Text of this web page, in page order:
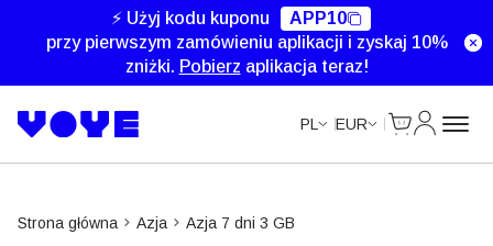
⚡ Użyj kodu kuponu
APP10
przy pierwszym zamówieniu aplikacji i zyskaj 10%
zniżki. Pobierz aplikacja teraz!
PL EUR
Strona główna Azja Azja 7 dni 3 GB